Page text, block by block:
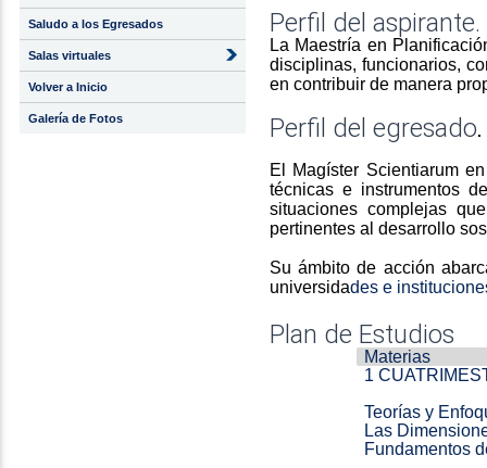
Saludo a los Egresados
Salas virtuales
Volver a Inicio
Galería de Fotos
Perfil del aspirante.
La Maestría en
disciplinas, funcionarios,
en contribuir de manera
Perfil del egresado.
El Magíster Scientiarum
técnicas e instrumentos
situaciones complejas
pertinentes al desarrollo
Su ámbito de acción
universidades e
Plan de Estudios
Materias
1
Teorías y
Las
Fundamentos